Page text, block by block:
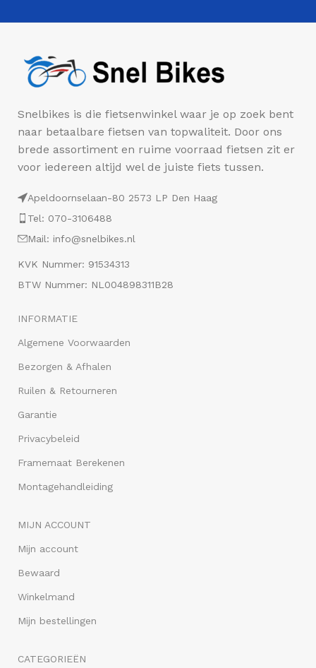
Snelbikes is die fietsenwinkel waar je op zoek bent
naar betaalbare fietsen van topwaliteit. Door ons
brede assortiment en ruime voorraad fietsen zit er
voor iedereen altijd wel de juiste fiets tussen.
Apeldoornselaan-80 2573 LP Den Haag
Tel: 070-3106488
Mail: info@snelbikes.nl
KVK Nummer: 91534313
BTW Nummer: NL004898311B28
INFORMATIE
Algemene Voorwaarden
Bezorgen & Afhalen
Ruilen & Retourneren
Garantie
Privacybeleid
Framemaat Berekenen
Montagehandleiding
MIJN ACCOUNT
Mijn account
Bewaard
Winkelmand
Mijn bestellingen
CATEGORIEËN